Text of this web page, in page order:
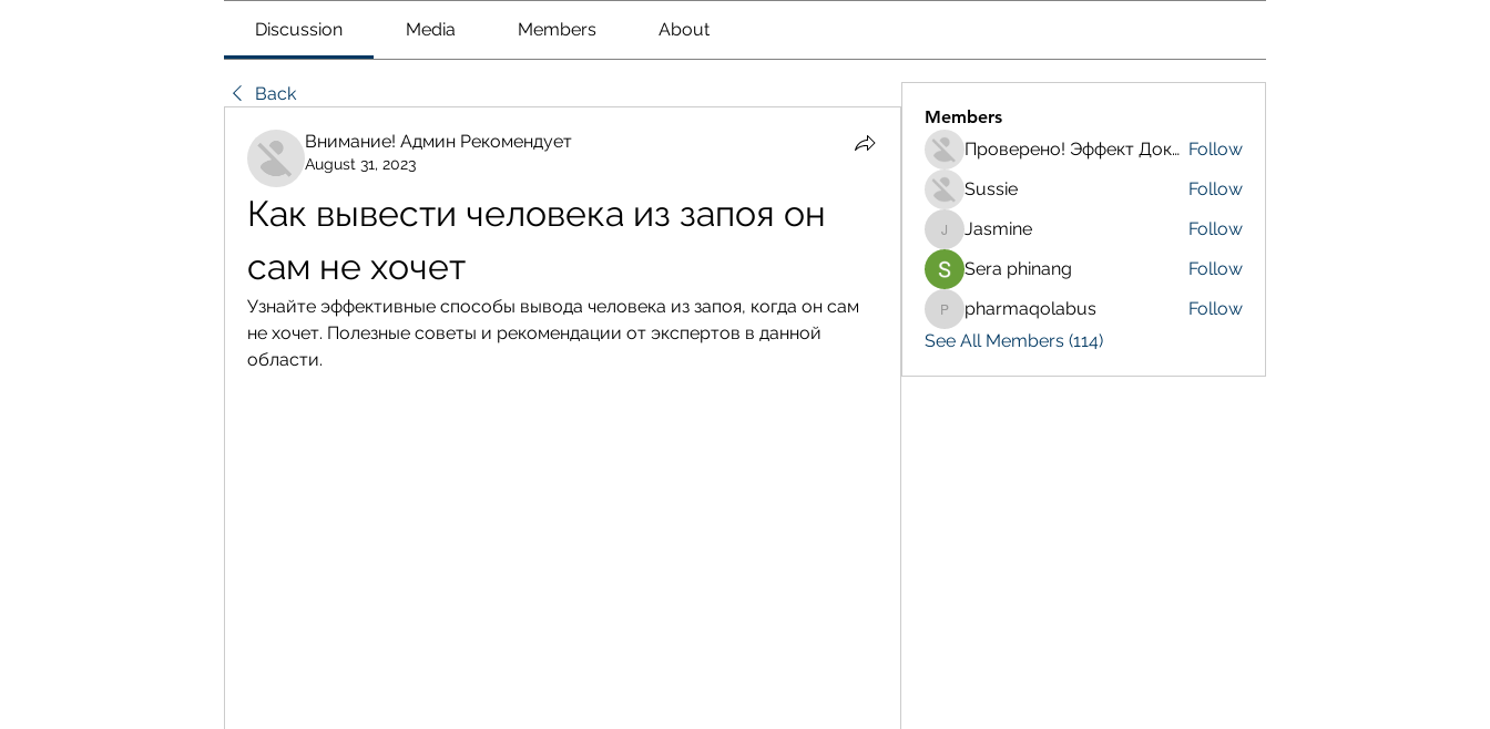
Discussion Media Members About
Back
Внимание! Админ Рекомендует
August 31, 2023
Как вывести человека из запоя он
сам не хочет
Узнайте эффективные способы вывода человека из запоя, когда он сам
не хочет. Полезные советы и рекомендации от экспертов в данной
области.
Members
Проверено! Эффект Доказан Follow
Sussie
Follow
Jasmine
Jasmine
Follow
Sera phinang
Follow
pharmaqolabus
pharmaqolabus
Follow
See All Members (114)